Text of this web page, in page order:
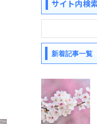
サイト内検
新着記事一覧